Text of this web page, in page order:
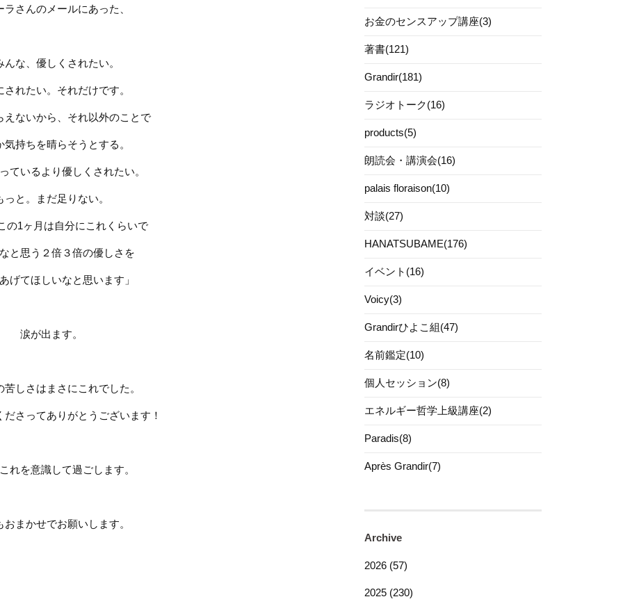
ラさんのメールにあった、
んな、優しくされたい。
されたい。それだけです。
えないから、それ以外のことで
気持ちを晴らそうとする。
ているより優しくされたい。
っと。まだ足りない。
の1ヶ月は自分にこれくらいで
と思う ２倍３倍の優しさを
げてほしいなと思います」
涙が出ます。
苦しさはまさにこれでした。
ださってありがとうございます！
れを意識して過ごします。
おまかせでお願いします。
お金のセンスアップ講座(3)
著書(121)
Grandir(181)
ラジオトーク(16)
products(5)
朗読会・講演会(16)
palais floraison(10)
対談(27)
HANATSUBAME(176)
イベント(16)
Voicy(3)
Grandirひよこ組(47)
名前鑑定(10)
個人セッション(8)
エネルギー哲学上級講座(2)
Paradis(8)
Après Grandir(7)
Archive
2026 (57)
2025 (230)